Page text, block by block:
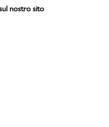
nostro sito